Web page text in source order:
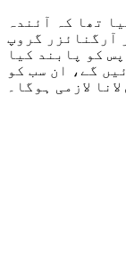
گیا تھا کہ آئندہ
آرگنائزر گروپ
کو پابند کیا
گے، ان سب کو
لازمی ہوگا۔